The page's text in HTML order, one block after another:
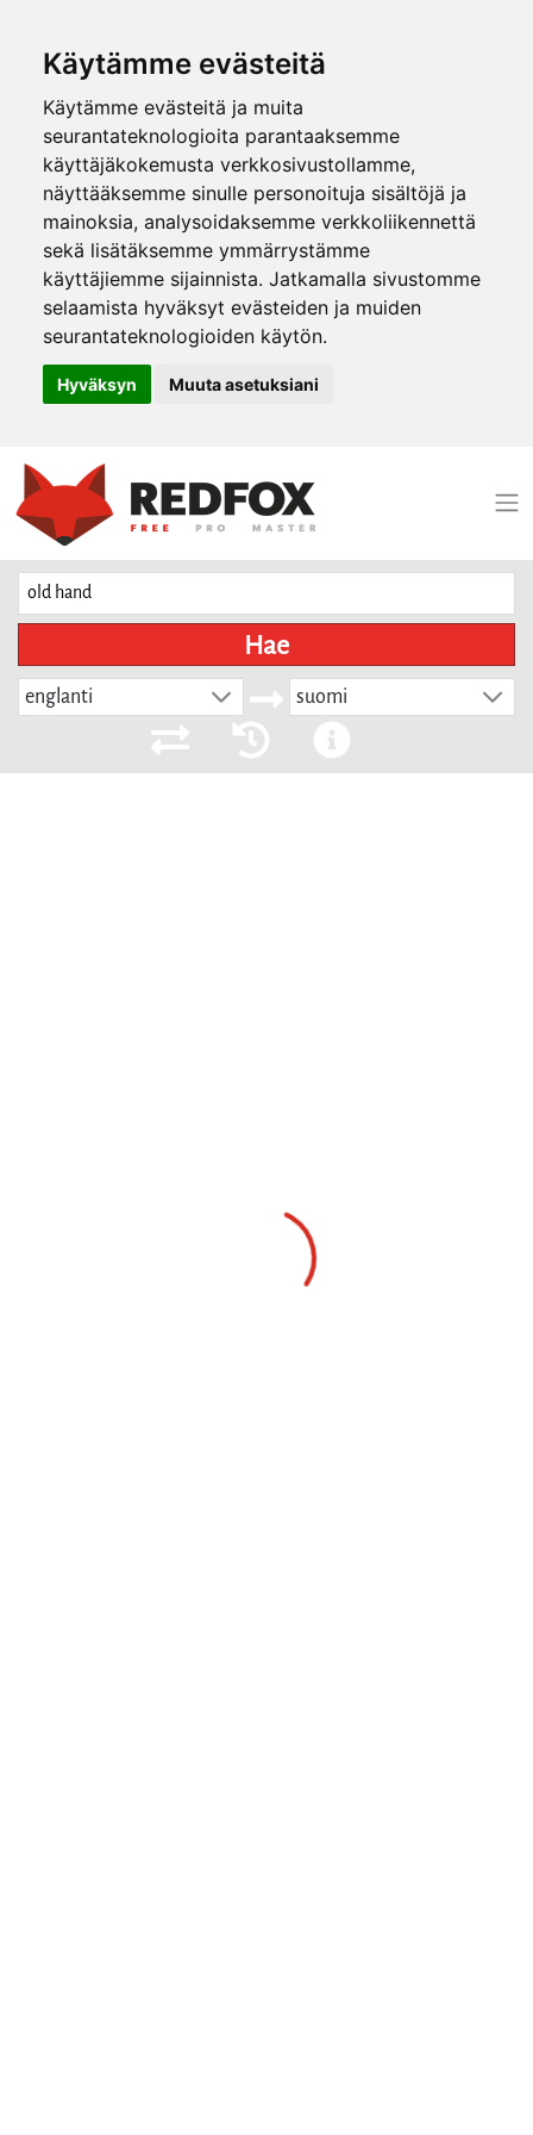
Käytämme evästeitä
Käytämme evästeitä ja muita
seurantateknologioita parantaaksemme
käyttäjäkokemusta verkkosivustollamme,
näyttääksemme sinulle personoituja sisältöjä ja
mainoksia, analysoidaksemme verkkoliikennettä
sekä lisätäksemme ymmärrystämme
käyttäjiemme sijainnista. Jatkamalla sivustomme
selaamista hyväksyt evästeiden ja muiden
seurantateknologioiden käytön.
Hyväksyn Muuta asetuksiani
Hae
englanti suomi